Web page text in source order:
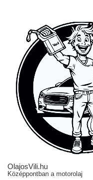
OlajosVili.hu
Középpontban a motorolaj